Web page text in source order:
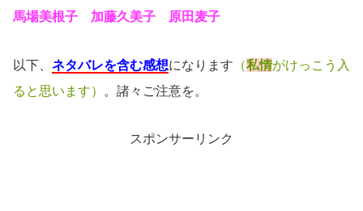
馬場美根子 加藤久美子 原田麦子
以下、 ネタバレを含む感想になります （私情がけっこう入
ると思います） 。諸々ご注意を。
スポンサーリンク